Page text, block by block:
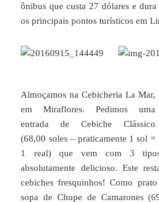
ônibus que custa 27 dólares e
os principais pontos turísticos em
Almoçamos na Cebicheria La Mar,
em Miraflores. Pedimos uma
entrada de Cebiche Clássico
(68,00 soles – praticamente 1 sol =
1 real) que vem com 3
absolutamente delicioso. Este
cebiches fresquinhos! Como
sopa de Chupe de Camarones